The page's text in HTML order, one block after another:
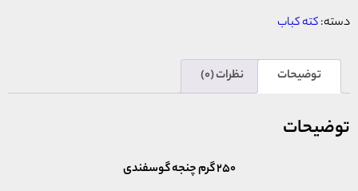
دسته:کته کباب
توضیحات نظرات (0)
توضیحات
250 گرم چنجه گوسفندی